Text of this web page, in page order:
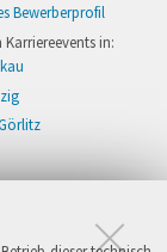
Bewerberprofil
in:
Karriereevents in: